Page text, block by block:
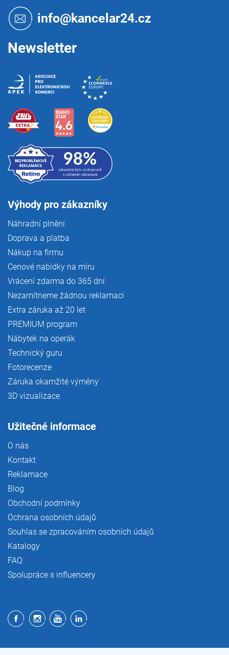
info@kancelar24.cz
Newsletter
Výhody pro zákazníky
Náhradní plnění
Doprava a platba
Nákup na firmu
Cenové nabídky na míru
Vrácení zdarma do 365 dní
Nezamítneme žádnou reklamaci
Extra záruka až 20 let
PREMIUM program
Nábytek na operák
Technický guru
Fotorecenze
Záruka okamžité výměny
3D vizualizace
Užitečné informace
O nás
Kontakt
Reklamace
Blog
Obchodní podmínky
Ochrana osobních údajů
Souhlas se zpracováním osobních údajů
Katalogy
FAQ
Spolupráce s influencery